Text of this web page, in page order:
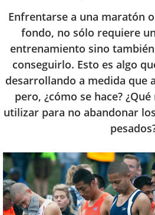
Enfrentarse a una maratón
fondo, no sólo requiere
entrenamiento sino
conseguirlo. Esto es algo
desarrollando a medida que
pero, ¿cómo se hace?
utilizar para no abandonar